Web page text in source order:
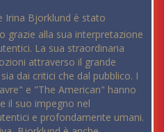
Irina Bjorklund è stato
grazie alla sua interpretazione
La sua straordinaria
attraverso il grande
dai critici che dal pubblico. I
e "The American" hanno
il suo impegno nel
e profondamente umani.